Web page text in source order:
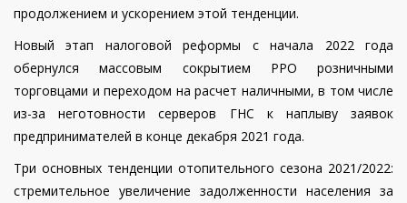
продолжением и ускорением этой тенденции.
Новый этап налоговой реформы с начала 2022 года
обернулся массовым сокрытием РРО розничными
торговцами и переходом на расчет наличными, в том числе
из-за неготовности серверов ГНС к наплыву заявок
предпринимателей в конце декабря 2021 года.
Три основных тенденции отопительного сезона 2021/2022:
стремительное увеличение задолженности населения за